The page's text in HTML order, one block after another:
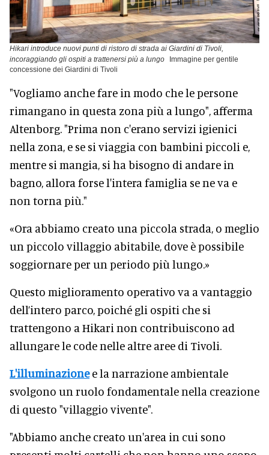
Hikari introduce nuovi punti di ristoro di strada ai Giardini di Tivoli,
incoraggiando gli ospiti a trattenersi più a lungo
Immagine per gentile
concessione dei Giardini di Tivoli
"Vogliamo anche fare in modo che le persone
rimangano in questa zona più a lungo", afferma
Altenborg. "Prima non c'erano servizi igienici
nella zona, e se si viaggia con bambini piccoli e,
mentre si mangia, si ha bisogno di andare in
bagno, allora forse l'intera famiglia se ne va e
non torna più."
«Ora abbiamo creato una piccola strada, o meglio
un piccolo villaggio abitabile, dove è possibile
soggiornare per un periodo più lungo.»
Questo miglioramento operativo va a vantaggio
dell’intero parco, poiché gli ospiti che si
trattengono a Hikari non contribuiscono ad
allungare le code nelle altre aree di Tivoli.
L'illuminazionee la narrazione ambientale
svolgono un ruolo fondamentale nella creazione
di questo "villaggio vivente".
"Abbiamo anche creato un'area in cui sono